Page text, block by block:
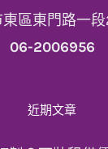
東區東門路一
06-2006956
近期文章